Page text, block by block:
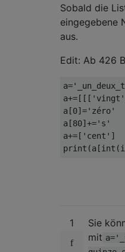
Sobald die
eingegebene
aus.
Edit: Ab 426
a[0]='zéro'
a[80]+='s'
a+=['cent']
1
Sie
mit